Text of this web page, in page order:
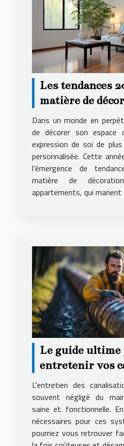
Les tendances
matière de
intérieure pour
appartements
Dans un monde en
de décorer son espace
expression de soi de
personnalisée. Cette
l'émergence de
matière de
appartements, qui
Le guide ultime
entretenir vos
et éviter les
L'entretien des
souvent négligé du
saine et fonctionnelle.
nécessaires pour ces
pourriez vous retrouver